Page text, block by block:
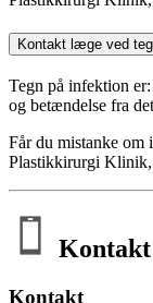
Kontakt læge ved
Tegn på infektion
og betændelse fra
Får du mistanke om
Plastikkirurgi Klinik,
Kontakt
Kontakt